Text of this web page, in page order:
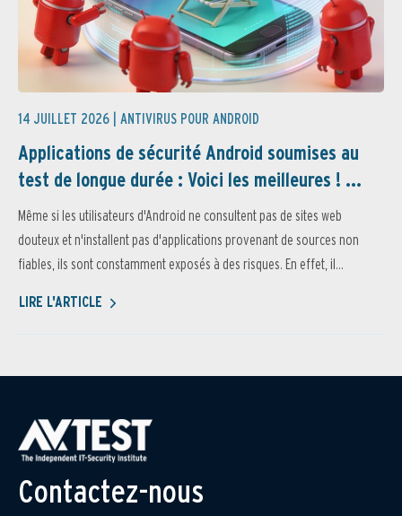
14 JUILLET 2026 | ANTIVIRUS POUR ANDROID
Applications de sécurité Android soumises au
test de longue durée : Voici les meilleures ! ...
Même si les utilisateurs d'Android ne consultent pas de sites web
douteux et n'installent pas d'applications provenant de sources non
fiables, ils sont constamment exposés à des risques. En effet, il...
LIRE L'ARTICLE
Contactez-nous